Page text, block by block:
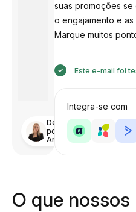
Desenhado
por
Anastasiia
suas promoções se
o engajamento e
Marque muitos
Este e-mail foi
Integra-se com
O que